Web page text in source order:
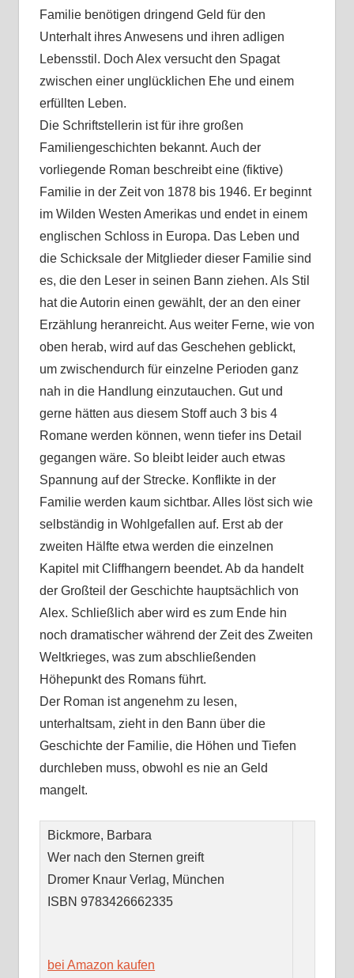
Familie benötigen dringend Geld für den
Unterhalt ihres Anwesens und ihren adligen
Lebensstil. Doch Alex versucht den Spagat
zwischen einer unglücklichen Ehe und einem
erfüllten Leben.
Die Schriftstellerin ist für ihre großen
Familiengeschichten bekannt. Auch der
vorliegende Roman beschreibt eine (fiktive)
Familie in der Zeit von 1878 bis 1946. Er beginnt
im Wilden Westen Amerikas und endet in einem
englischen Schloss in Europa. Das Leben und
die Schicksale der Mitglieder dieser Familie sind
es, die den Leser in seinen Bann ziehen. Als Stil
hat die Autorin einen gewählt, der an den einer
Erzählung heranreicht. Aus weiter Ferne, wie von
oben herab, wird auf das Geschehen geblickt,
um zwischendurch für einzelne Perioden ganz
nah in die Handlung einzutauchen. Gut und
gerne hätten aus diesem Stoff auch 3 bis 4
Romane werden können, wenn tiefer ins Detail
gegangen wäre. So bleibt leider auch etwas
Spannung auf der Strecke. Konflikte in der
Familie werden kaum sichtbar. Alles löst sich wie
selbständig in Wohlgefallen auf. Erst ab der
zweiten Hälfte etwa werden die einzelnen
Kapitel mit Cliffhangern beendet. Ab da handelt
der Großteil der Geschichte hauptsächlich von
Alex. Schließlich aber wird es zum Ende hin
noch dramatischer während der Zeit des Zweiten
Weltkrieges, was zum abschließenden
Höhepunkt des Romans führt.
Der Roman ist angenehm zu lesen,
unterhaltsam, zieht in den Bann über die
Geschichte der Familie, die Höhen und Tiefen
durchleben muss, obwohl es nie an Geld
mangelt.
Bickmore, Barbara
Wer nach den Sternen greift
Dromer Knaur Verlag, München
ISBN9783426662335
bei Amazon kaufen